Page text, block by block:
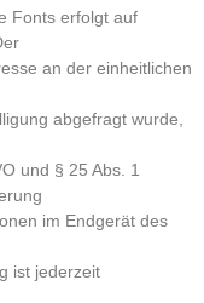
Fonts erfolgt auf
an der einheitlichen
abgefragt wurde,
und § 25 Abs. 1
im Endgerät des
ist jederzeit